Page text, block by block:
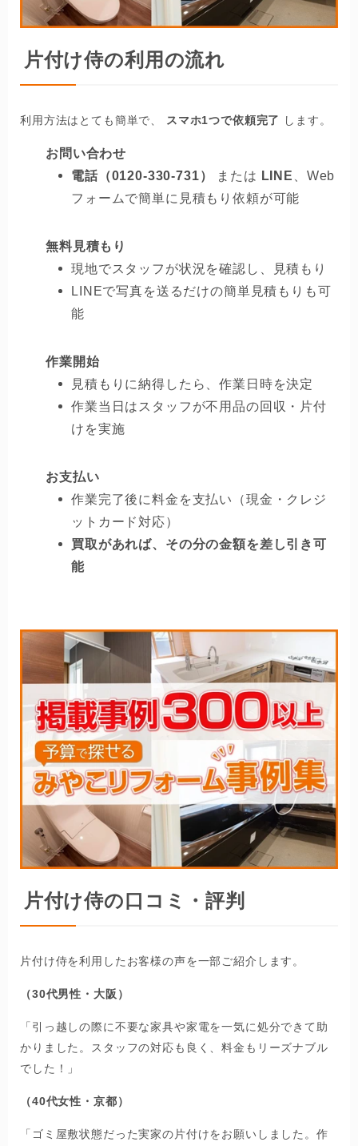
片付け侍の利用の流れ
利用方法はとても簡単で、 スマホ1つで依頼完了 します。
お問い合わせ
電話（0120-330-731）
または LINE
、Web
フォームで簡単に見積もり依頼が可能
無料見積もり
現地でスタッフが状況を確認し、見積もり
LINEで写真を送るだけの簡単見積もりも可
能
作業開始
見積もりに納得したら、作業日時を決定
作業当日はスタッフが不用品の回収・片付
けを実施
お支払い
作業完了後に料金を支払い（現金・クレジ
ットカード対応）
買取があれば、その分の金額を差し引き可
能
片付け侍の口コミ・評判
片付け侍を利用したお客様の声を一部ご紹介します。
（30代男性・大阪）
「引っ越しの際に不要な家具や家電を一気に処分できて助
かりました。スタッフの対応も良く、料金もリーズナブル
でした！」
（40代女性・京都）
「ゴミ屋敷状態だった実家の片付けをお願いしました。作